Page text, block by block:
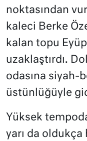
noktasından
kaleci Berke
kalan topu
uzaklaştırdı.
odasına siyah-
üstünlüğüyle
Yüksek
yarı da oldukça